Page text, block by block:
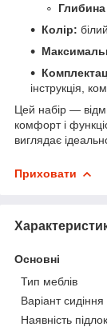
Глибина
Колір:
інструкція,
Цей набір —
комфорт і
виглядає
Приховати
Основні
Тип меблів
Варіант сидіння
Наявність